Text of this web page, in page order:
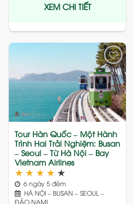
XEM CHI TIẾT
Add
to
wishlist
Tour Hàn Quốc – Một Hành
Trình Hai Trải Nghiệm: Busan
– Seoul – Từ Hà Nội – Bay
Vietnam Airlines
★ ★ ★ ★ ★
6 ngày 5 đêm
HÀ NỘI – BUSAN – SEOUL –
ĐẢO NAMI